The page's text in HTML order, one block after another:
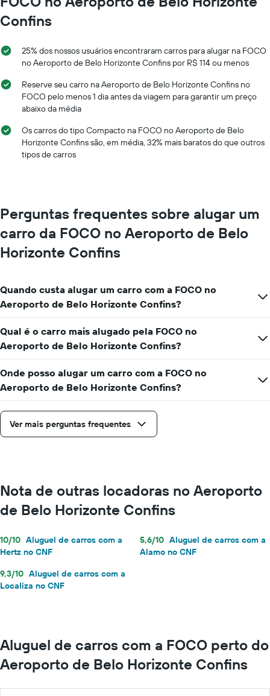
tem
eixo
exibindo
os
meses
do
ano
gráfico
tem
preço
médio
de
aluguel
por
dia
Confins
25% dos nossos usuários encontraram carros para alugar na FOCO
no Aeroporto de Belo Horizonte Confins por R$ 114 ou menos
Reserve seu carro na Aeroporto de Belo Horizonte Confins no
FOCO pelo menos 1 dia antes da viagem para garantir um preço
abaixo da média
Os carros do tipo Compacto na FOCO no Aeroporto de Belo
Horizonte Confins são, em média, 32% mais baratos do que outros
tipos de carros
Perguntas frequentes sobre alugar um
carro da FOCO no Aeroporto de Belo
Horizonte Confins
Quando custa alugar um carro com a FOCO no
Aeroporto de Belo Horizonte Confins?
Qual é o carro mais alugado pela FOCO no
Aeroporto de Belo Horizonte Confins?
Onde posso alugar um carro com a FOCO no
Aeroporto de Belo Horizonte Confins?
Ver mais perguntas frequentes
Nota de outras locadoras no Aeroporto
de Belo Horizonte Confins
10/10 Aluguel de carros com a
Hertz no CNF
5,6/10 Aluguel de carros com a
Alamo no CNF
9,3/10 Aluguel de carros com a
Localiza no CNF
Aluguel de carros com a FOCO perto do
Aeroporto de Belo Horizonte Confins